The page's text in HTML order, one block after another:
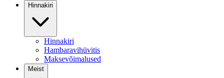
Hinnakiri
Hinnakiri
Hambaravihüvitis
Maksevõimalused
Meist